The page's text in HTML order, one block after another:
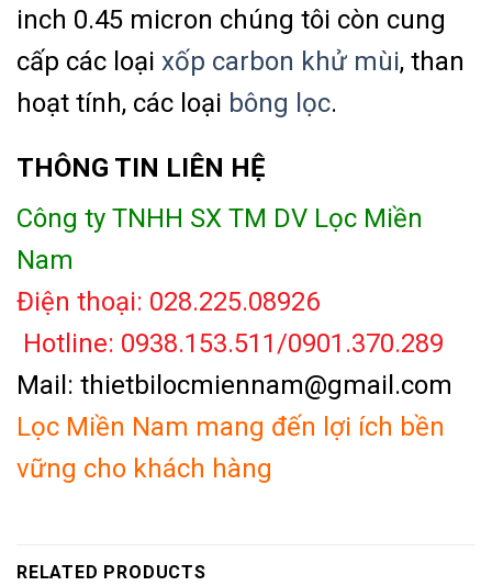
inch 0.45 micron chúng tôi còn cung
cấp các loại xốp carbon khử mùi, than
hoạt tính, các loại bông lọc.
THÔNG TIN LIÊN HỆ
Công ty TNHH SX TM DV Lọc Miền
Nam
Điện thoại: 028.225.08926
Hotline: 0938.153.511/0901.370.289
Mail: thietbilocmiennam@gmail.com
Lọc Miền Nam mang đến lợi ích bền
vững cho khách hàng
RELATED PRODUCTS